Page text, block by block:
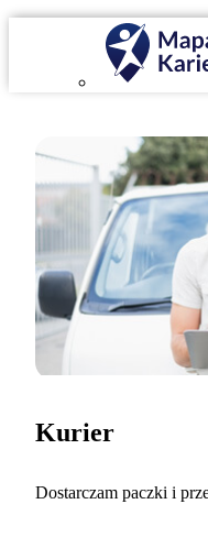
Kurier
Dostarczam paczki i